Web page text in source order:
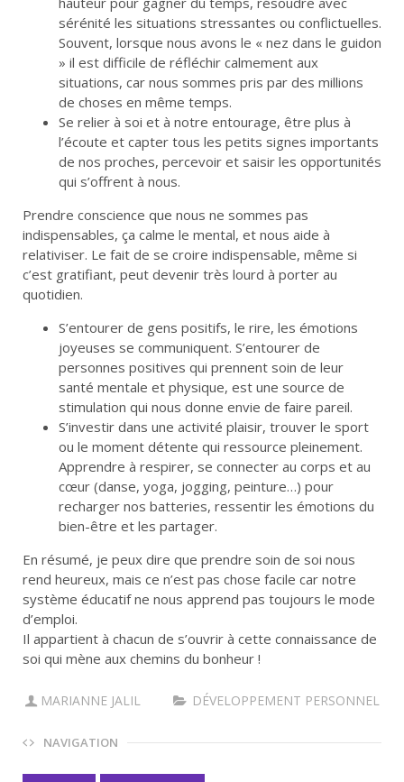
sérénité les situations stressantes ou conflictuelles.
Souvent, lorsque nous avons le « nez dans le guidon
» il est difficile de réfléchir calmement aux
situations, car nous sommes pris par des millions
de choses en même temps.
Se relier à soi et à notre entourage, être plus à
l’écoute et capter tous les petits signes importants
de nos proches, percevoir et saisir les opportunités
qui s’offrent à nous.
Prendre conscience que nous ne sommes pas
indispensables, ça calme le mental, et nous aide à
relativiser. Le fait de se croire indispensable, même si
c’est gratifiant, peut devenir très lourd à porter au
quotidien.
S’entourer de gens positifs, le rire, les émotions
joyeuses se communiquent. S’entourer de
personnes positives qui prennent soin de leur
santé mentale et physique, est une source de
stimulation qui nous donne envie de faire pareil.
S’investir dans une activité plaisir, trouver le sport
ou le moment détente qui ressource pleinement.
Apprendre à respirer, se connecter au corps et au
cœur (danse, yoga, jogging, peinture…) pour
recharger nos batteries, ressentir les émotions du
bien-être et les partager.
En résumé, je peux dire que prendre soin de soi nous
rend heureux, mais ce n’est pas chose facile car notre
système éducatif ne nous apprend pas toujours le mode
d’emploi.
Il appartient à chacun de s’ouvrir à cette connaissance de
soi qui mène aux chemins du bonheur !
MARIANNE JALIL DÉVELOPPEMENT PERSONNEL
NAVIGATION